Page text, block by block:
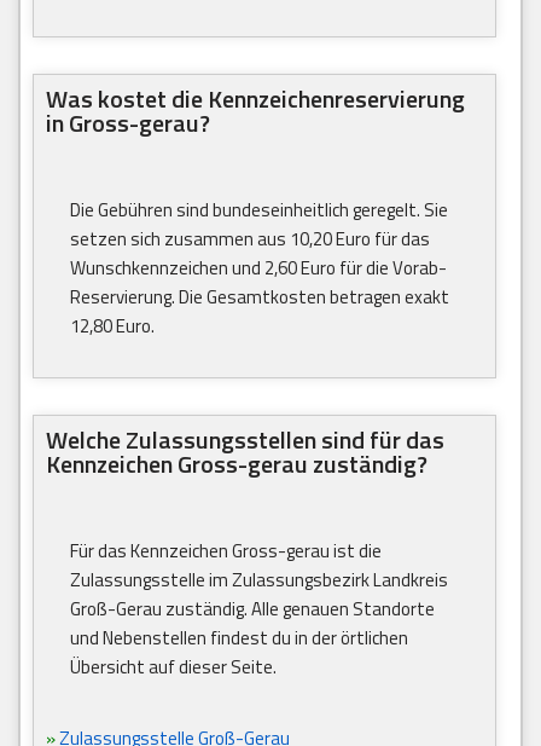
Was kostet die Kennzeichenreservierung
in Gross-gerau?
Die Gebühren sind bundeseinheitlich geregelt. Sie
setzen sich zusammen aus 10,20 Euro für das
Wunschkennzeichen und 2,60 Euro für die Vorab-
Reservierung. Die Gesamtkosten betragen exakt
12,80 Euro.
Welche Zulassungsstellen sind für das
Kennzeichen Gross-gerau zuständig?
Für das Kennzeichen Gross-gerau ist die
Zulassungsstelle im Zulassungsbezirk Landkreis
Groß-Gerau zuständig. Alle genauen Standorte
und Nebenstellen findest du in der örtlichen
Übersicht auf dieser Seite.
»Zulassungsstelle Groß-Gerau